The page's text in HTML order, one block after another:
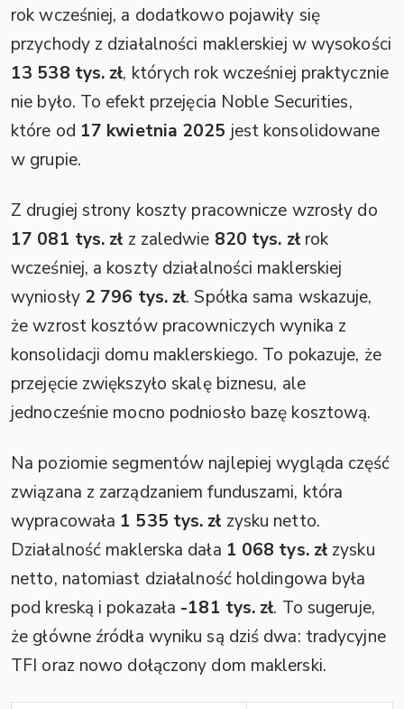
rok wcześniej, a dodatkowo pojawiły się
przychody z działalności maklerskiej w wysokości
13 538 tys. zł, których rok wcześniej praktycznie
nie było. To efekt przejęcia Noble Securities,
które od 17 kwietnia 2025 jest konsolidowane
w grupie.
Z drugiej strony koszty pracownicze wzrosły do
17 081 tys. zł z zaledwie 820 tys. złrok
wcześniej, a koszty działalności maklerskiej
wyniosły 2 796 tys. zł. Spółka sama wskazuje,
że wzrost kosztów pracowniczych wynika z
konsolidacji domu maklerskiego. To pokazuje, że
przejęcie zwiększyło skalę biznesu, ale
jednocześnie mocno podniosło bazę kosztową.
Na poziomie segmentów najlepiej wygląda część
związana z zarządzaniem funduszami, która
wypracowała 1 535 tys. zł zysku netto.
Działalność maklerska dała 1 068 tys. zł zysku
netto, natomiast działalność holdingowa była
pod kreską i pokazała -181 tys. zł. To sugeruje,
że główne źródła wyniku są dziś dwa: tradycyjne
TFI oraz nowo dołączony dom maklerski.